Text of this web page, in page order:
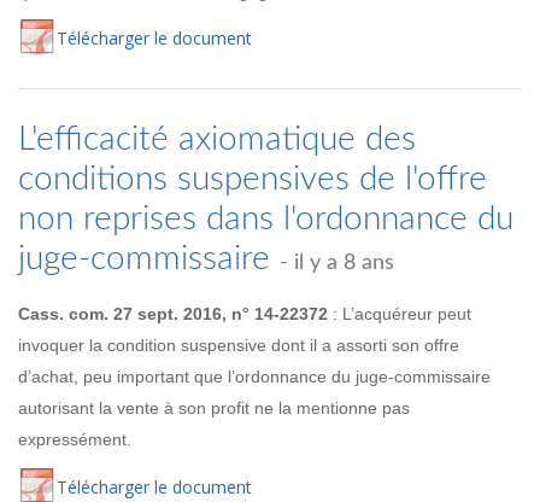
Télécharger le document
L'efficacité axiomatique des
conditions suspensives de l'offre
non reprises dans l'ordonnance du
juge-commissaire - il y a 8 ans
Cass. com. 27 sept. 2016, n° 14-22372 : L’acquéreur peut
invoquer la condition suspensive dont il a assorti son offre
d’achat, peu important que l’ordonnance du juge-commissaire
autorisant la vente à son profit ne la mentionne pas
expressément.
Télécharger le document